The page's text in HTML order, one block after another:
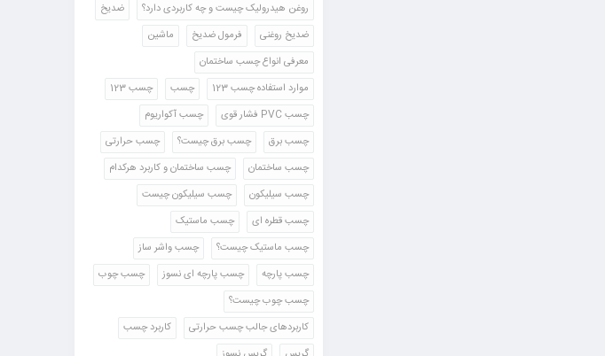
روغن هیدرولیک چیست و چه کاربردی دارد؟
ضدیخ
ضدیخ روغنی
فرمول ضدیخ
ماشین
معرفی انواع چسب ساختمان
موارد استفاده چسب 123
چسب
چسب 123
چسب PVC فشار قوی
چسب آکواریوم
چسب برق
چسب برق چیست؟
چسب حرارتی
چسب ساختمان
چسب ساختمان و کاربرد هرکدام
چسب سیلیکون
چسب سیلیکون چیست
چسب قطره ای
چسب ماستیک
چسب ماستیک چیست؟
چسب واشر ساز
چسب پارچه
چسب پارچه ای نسوز
چسب چوب
چسب چوب چیست؟
کاربردهای جالب چسب حرارتی
کاربرد چسب